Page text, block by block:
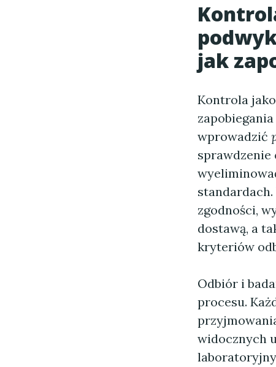
jak
Kontrola
wprowadzić
zgodności,
dostawą, a
kryteriów
Odbiór i
procesu.
widocznych